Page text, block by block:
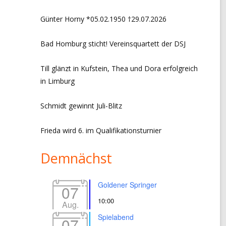
DATENSCHUTZERKLÄRUNG
Günter Horny *05.02.1950 †29.07.2026
Bad Homburg sticht! Vereinsquartett der DSJ
Till glänzt in Kufstein, Thea und Dora erfolgreich
in Limburg
Schmidt gewinnt Juli-Blitz
Frieda wird 6. im Qualifikationsturnier
Demnächst
07
Aug.
Goldener Springer
10:00
Spielabend